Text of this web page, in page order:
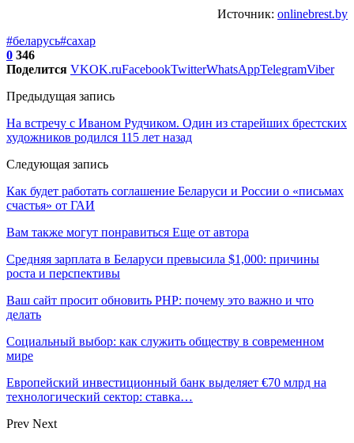
Источник: onlinebrest.by
#беларусь#сахар
0 346
Поделится VKOK.ruFacebookTwitterWhatsAppTelegramViber
Предыдущая запись
На встречу с Иваном Рудчиком. Один из старейших брестских
художников родился 115 лет назад
Следующая запись
Как будет работать соглашение Беларуси и России о «письмах
счастья» от ГАИ
Вам также могут понравиться Еще от автора
Средняя зарплата в Беларуси превысила $1,000: причины
роста и перспективы
Ваш сайт просит обновить PHP: почему это важно и что
делать
Социальный выбор: как служить обществу в современном
мире
Европейский инвестиционный банк выделяет €70 млрд на
технологический сектор: ставка…
Prev Next